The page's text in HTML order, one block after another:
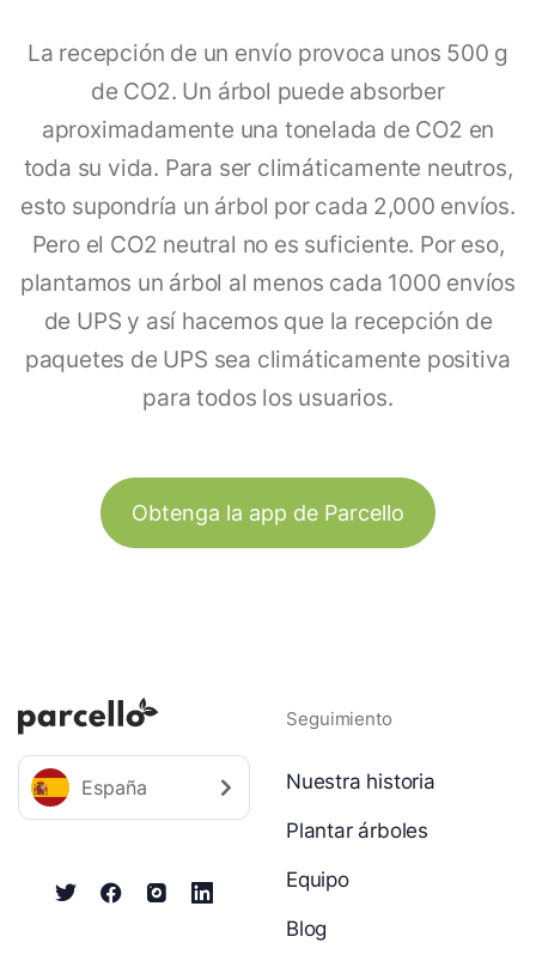
La recepción de un envío provoca unos 500 g
de CO2. Un árbol puede absorber
aproximadamente una tonelada de CO2 en
toda su vida. Para ser climáticamente neutros,
esto supondría un árbol por cada 2,000 envíos.
Pero el CO2 neutral no es suficiente. Por eso,
plantamos un árbol al menos cada 1000 envíos
de UPS y así hacemos que la recepción de
paquetes de UPS sea climáticamente positiva
para todos los usuarios.
Obtenga la app de Parcello
España
Seguimiento
Nuestra historia
Plantar árboles
Equipo
Blog